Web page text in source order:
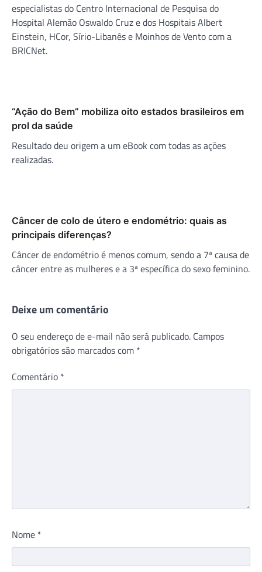
especialistas do Centro Internacional de Pesquisa do
Hospital Alemão Oswaldo Cruz e dos Hospitais Albert
Einstein, HCor, Sírio-Libanês e Moinhos de Vento com a
BRICNet.
“Ação do Bem” mobiliza oito estados brasileiros em
prol da saúde
Resultado deu origem a um eBook com todas as ações
realizadas.
Câncer de colo de útero e endométrio: quais as
principais diferenças?
Câncer de endométrio é menos comum, sendo a 7ª causa de
câncer entre as mulheres e a 3ª específica do sexo feminino.
Deixe um comentário
O seu endereço de e-mail não será publicado. Campos
obrigatórios são marcados com *
Comentário *
Nome *